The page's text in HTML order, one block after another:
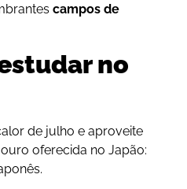
campos de
no
de julho e aproveite
oferecida no Japão: